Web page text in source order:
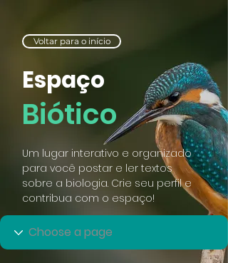
Voltar para o início
Espaço
Biótico
Um lugar interativo e organizado
para você postar e ler textos
sobre a biologia. Crie seu perfil e
contribua com o espaço!